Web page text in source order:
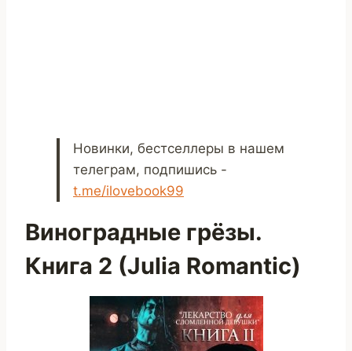
Новинки, бестселлеры в нашем
телеграм, подпишись -
t.me/ilovebook99
Виноградные грёзы.
Книга 2 (Julia Romantic)